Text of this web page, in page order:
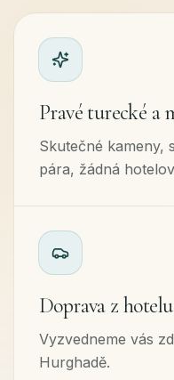
Pravé turecké a
Skutečné kameny,
pára, žádná
Doprava z
Vyzvedneme vás
Hurghadě.